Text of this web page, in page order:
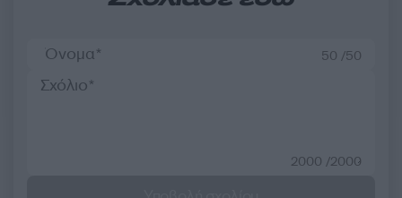
50 /50
2000 /2000